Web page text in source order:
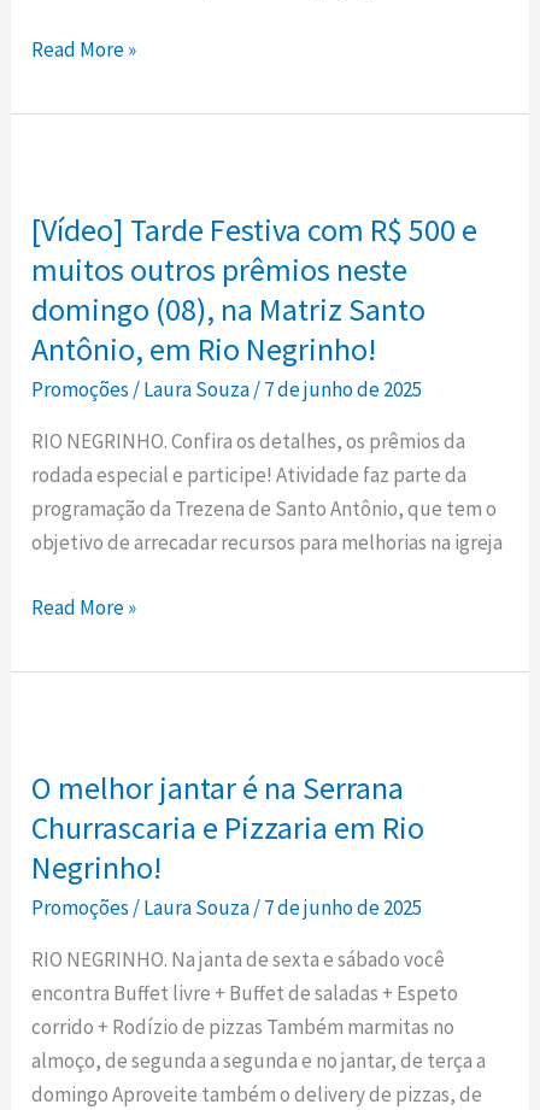
Grupo
Dança
Read More »
[Vídeo] Tarde Festiva com R$ 500 e
muitos outros prêmios neste
domingo (08), na Matriz Santo
Antônio, em Rio Negrinho!
Promoções/Laura Souza/7 de junho de 2025
RIO NEGRINHO. Confira os detalhes, os prêmios da
rodada especial e participe! Atividade faz parte da
programação da Trezena de Santo Antônio, que tem o
objetivo de arrecadar recursos para melhorias na igreja
Festiva
com
R$
e
muitos
outros
prêmios
neste
domingo
na
Santo
Negrinho!
Read More »
O melhor jantar é na Serrana
Churrascaria e Pizzaria em Rio
Negrinho!
Promoções /Laura Souza/7 de junho de 2025
RIO NEGRINHO. Na janta de sexta e sábado você
encontra Buffet livre + Buffet de saladas + Espeto
corrido + Rodízio de pizzas Também marmitas no
almoço, de segunda a segunda e no jantar, de terça a
domingo Aproveite também o delivery de pizzas, de
jantar
é
na
Serrana
Churrascaria
e
Pizzaria
em
Rio
Negrinho!